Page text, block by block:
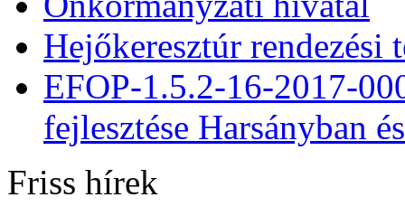
Hejőkeresztúr rendezési
EFOP-1.5.2-16-2017-
fejlesztése Harsányban
Friss hírek